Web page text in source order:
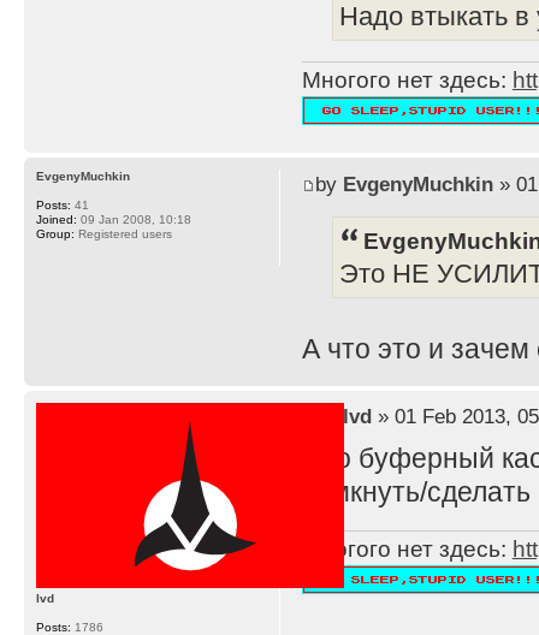
Надо втыкать в
Многого нет здесь:
by EvgenyMuchkin» 01
Это НЕ
А что это и
EvgenyMuchkin
Posts: 41
Joined: 09 Jan 2008, 10:18
Group: Registered users
lvd» 01 Feb 2013,
Это буферный
замкнуть/
Многого нет здесь:
lvd
Posts: 1786